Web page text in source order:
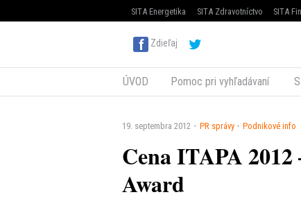
SITA Energetika SITA Zdravotníctvo SITA
Zdieľaj
ÚVOD Pomoc pri vyhľadávaní
19. septembra 2012 PR správy Podnikové info
Cena ITAPA
Award